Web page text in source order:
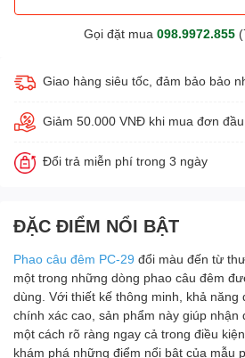
Gọi đặt mua 098.9972.855
Giao hàng siêu tốc, đảm bảo bảo
Giảm 50.000 VNĐ khi mua đơn
Đổi trả miễn phí trong 3 ngày
ĐẶC ĐIỂM NỔI BẬT
Phao câu đêm PC-29 đổi màu đến từ
một trong những dòng phao câu đêm
dùng. Với thiết kế thông minh, khả năng
chính xác cao, sản phẩm này giúp nhận
một cách rõ ràng ngay cả trong điều
khám phá những điểm nổi bật của mẫu